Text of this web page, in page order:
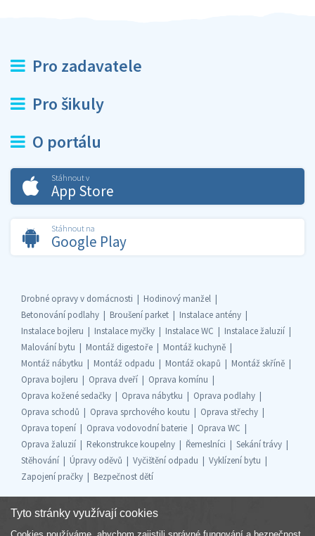
Pro zadavatele
Pro šikuly
O portálu
Stáhnout v
App Store
Stáhnout na
Google Play
Drobné opravy v domácnosti
Hodinový manžel
Betonování podlahy
Broušení parket
Instalace antény
Instalace bojleru
Instalace myčky Instalace WC
Instalace žaluzií
Malování bytu
Montáž digestoře
Montáž kuchyně
Montáž nábytku
Montáž odpadu Montáž okapů
Montáž skříně
Oprava bojleru
Oprava dveří
Oprava komínu
Oprava kožené sedačky
Oprava nábytku
Oprava podlahy
Oprava schodů
Oprava sprchového koutu
Oprava střechy
Oprava topení
Oprava vodovodní baterie
Oprava WC
Oprava žaluzií
Rekonstrukce koupelny Řemeslníci
Sekání trávy
Stěhování
Úpravy oděvů Vyčištění odpadu
Vyklízení bytu
Zapojení pračky
Bezpečnost dětí
Tyto stránky využívají cookies